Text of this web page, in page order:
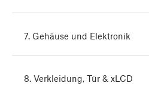
7. Gehäuse und Elektronik
8. Verkleidung, Tür & xLCD